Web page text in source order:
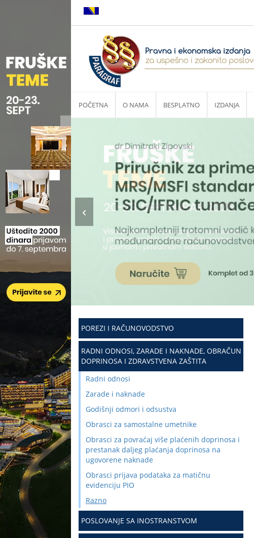
POČETNA O NAMA BESPLATNO IZDANJA
POREZI I RAČUNOVODSTVO
RADNI ODNOSI, ZARADE I NAKNADE, OBRAČUN
DOPRINOSA I ZDRAVSTVENA ZAŠTITA
Radni odnosi
Zarade i naknade
Godišnji odmori i odsustva
Obrasci za samostalne umetnike
Obrasci za povraćaj više plaćenih doprinosa i
prestanak daljeg plaćanja doprinosa na
ugovorene naknade
Obrasci prijava podataka za matičnu
evidenciju PIO
Razno
POSLOVANJE SA INOSTRANSTVOM